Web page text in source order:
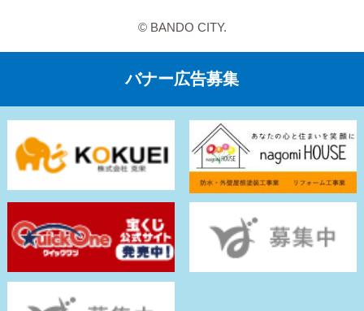
© BANDO CITY.
バナー広告募集